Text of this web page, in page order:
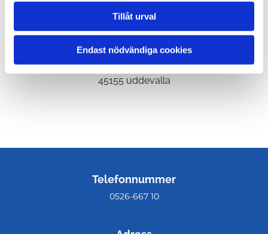
Tillåt urval
Endast nödvändiga cookies
Huvudterminalen i Uddevalla
Prästebäcksvägen 7
port 4 och 5
45155 uddevalla
Telefonnummer
0526-667 10